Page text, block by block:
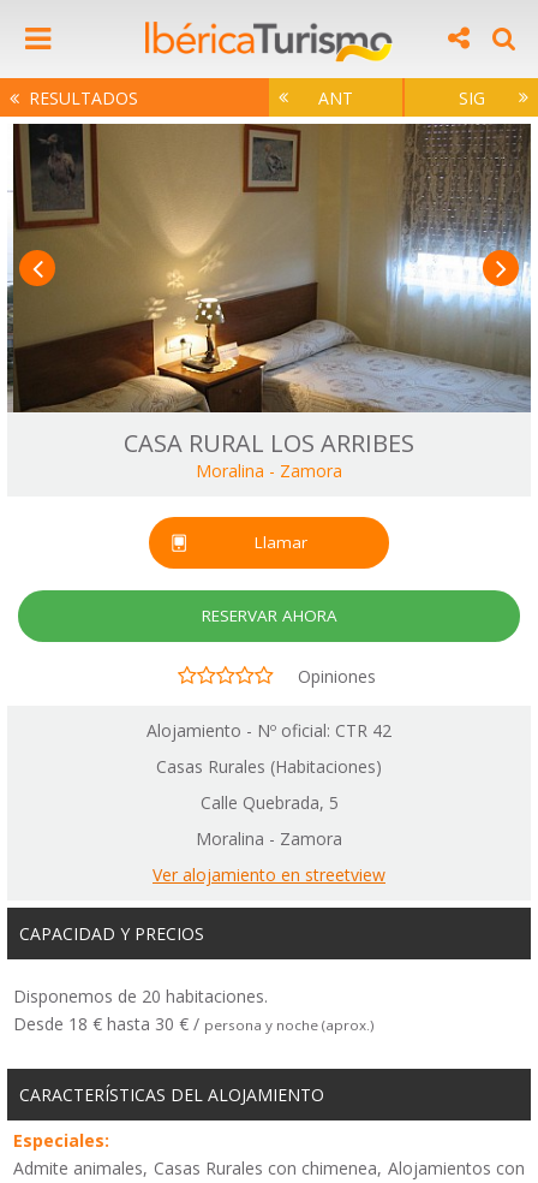
RESULTADOS ANT SIG
CASA RURAL LOS ARRIBES
Moralina - Zamora
Llamar
RESERVAR AHORA
Opiniones
Alojamiento - Nº oficial: CTR 42
Casas Rurales (Habitaciones)
Calle Quebrada, 5
Moralina - Zamora
Ver alojamiento en streetview
CAPACIDAD Y PRECIOS
Disponemos de 20 habitaciones.
Desde 18 € hasta 30 € / persona y noche (aprox.)
CARACTERÍSTICAS DEL ALOJAMIENTO
Especiales:
Admite animales, Casas Rurales con chimenea, Alojamientos con